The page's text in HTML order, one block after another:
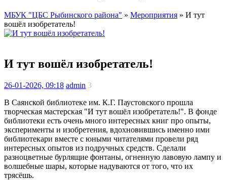
МБУК "ЦБС Рыбинского района" » Мероприятия » И тут
вошёл изобретатель!
И тут вошёл изобретатель!
26-01-2026, 09:18 admin 3
В Саянской библиотеке им. К.Г. Паустовского прошла
творческая мастерская "И тут вошёл изобретатель!". В фонде
библиотеки есть очень много интересных книг про опыты,
эксперименты и изобретения, вдохновившись именно ими
библиотекари вместе с юными читателями провели ряд
интересных опытов из подручных средств. Сделали
разноцветные бурлящие фонтаны, огненную лавовую лампу и
волшебные шары, которые надуваются от того, что их
трясёшь.